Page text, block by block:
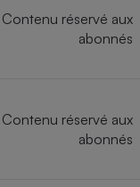
Contenu réservé aux
abonnés
Contenu réservé aux
abonnés